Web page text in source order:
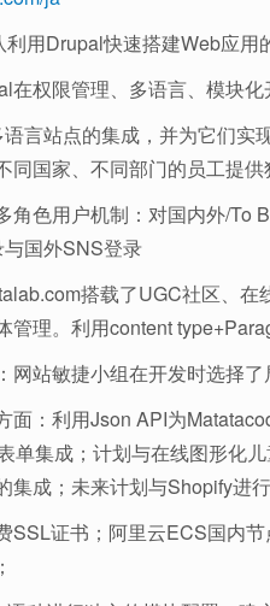
利用Drupal快速搭建Web应用
在权限管理、多语言、模块
言站点的集成，并为它们实
同国家、不同部门的员工提
角色用户机制：对国内外/To
国外SNS登录
搭载了UGC社区、
管理。利用content
网站敏捷小组在开发时选择
面：利用Json API为
单集成；计划与在线图形化
集成；未来计划与Shopify进
SSL证书；阿里云ECS国内